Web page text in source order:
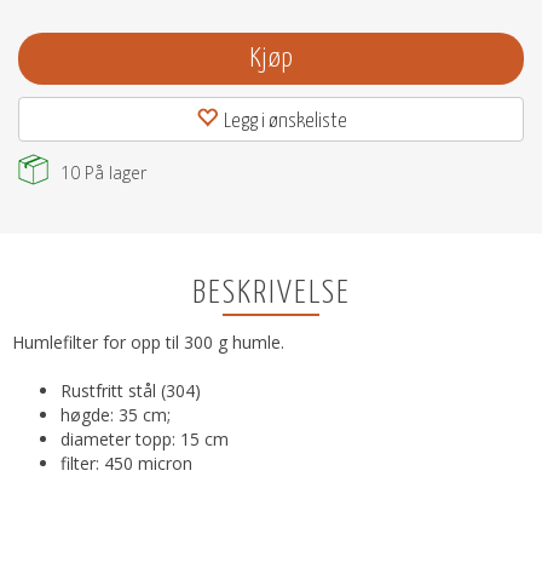
Kjøp
Legg i ønskeliste
10 På lager
BESKRIVELSE
Humlefilter for opp til 300 g humle.
Rustfritt stål (304)
høgde: 35 cm;
diameter topp: 15 cm
filter: 450 micron